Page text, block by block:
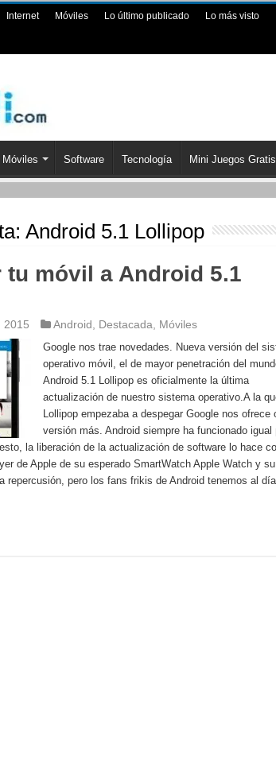
Internet Móviles Lo último publicado Lo más visto
Móviles Software Tecnología Mini Juegos Gratis
Android 5.1 Lollipop
móvil a Android 5.1
2015 Android Destacada Móviles
Google nos trae novedades. Nueva versión del
operativo móvil, el de mayor penetración del
Android 5.1 Lollipop es oficialmente la última
actualización de nuestro sistema operativo.A la
Lollipop empezaba a despegar Google nos ofrece
versión más. Android siempre ha funcionado igual
la liberación de la actualización de software lo hace
de Apple de su esperado SmartWatch Apple Watch y su
repercusión, pero los fans frikis de Android tenemos al día